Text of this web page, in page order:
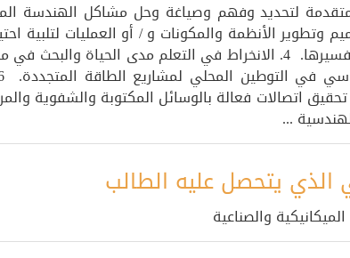
...
الذي يتحصل عليه الطالب
والصناعية